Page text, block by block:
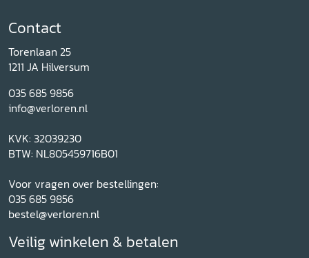
Contact
Torenlaan 25
1211 JA Hilversum
035 685 9856
info@verloren.nl
KVK: 32039230
BTW: NL805459716B01
Voor vragen over bestellingen:
035 685 9856
bestel@verloren.nl
Veilig winkelen & betalen